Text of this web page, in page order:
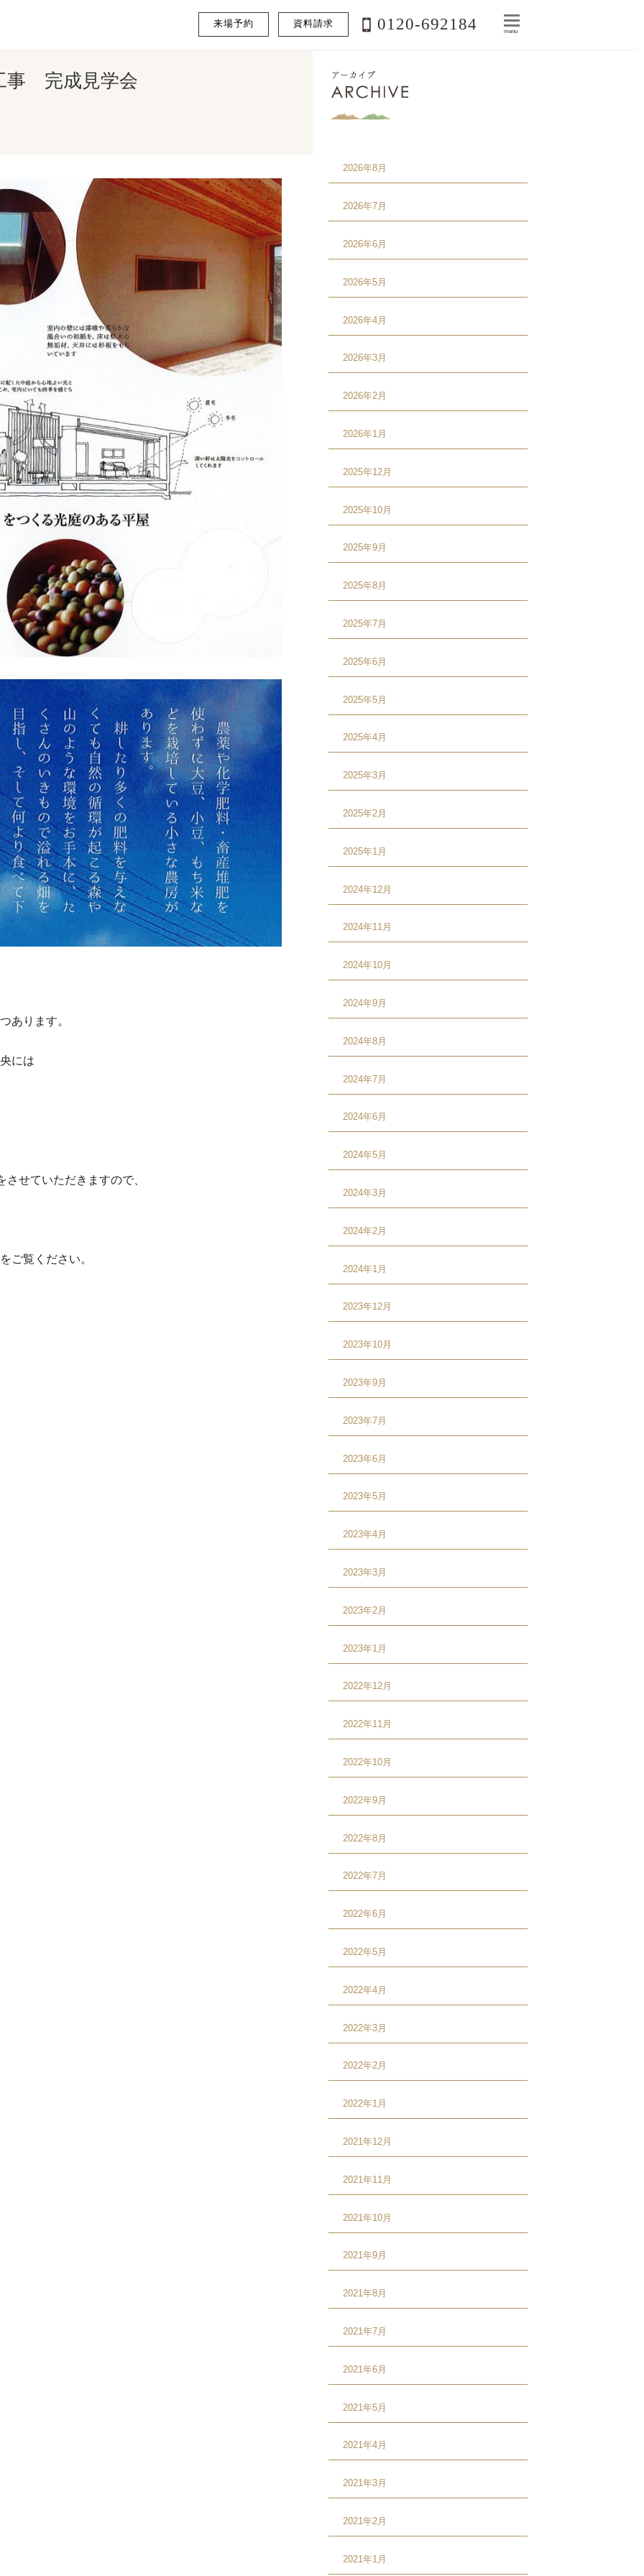
来場予約 資料請求 0120-692184 menu
事 完成見学会
あります。
には
せていただきますので、
ご覧ください。
2026年8月
2026年7月
2026年6月
2026年5月
2026年4月
2026年3月
2026年2月
2026年1月
2025年12月
2025年10月
2025年9月
2025年8月
2025年7月
2025年6月
2025年5月
2025年4月
2025年3月
2025年2月
2025年1月
2024年12月
2024年11月
2024年10月
2024年9月
2024年8月
2024年7月
2024年6月
2024年5月
2024年3月
2024年2月
2024年1月
2023年12月
2023年10月
2023年9月
2023年7月
2023年6月
2023年5月
2023年4月
2023年3月
2023年2月
2023年1月
2022年12月
2022年11月
2022年10月
2022年9月
2022年8月
2022年7月
2022年6月
2022年5月
2022年4月
2022年3月
2022年2月
2022年1月
2021年12月
2021年11月
2021年10月
2021年9月
2021年8月
2021年7月
2021年6月
2021年5月
2021年4月
2021年3月
2021年2月
2021年1月